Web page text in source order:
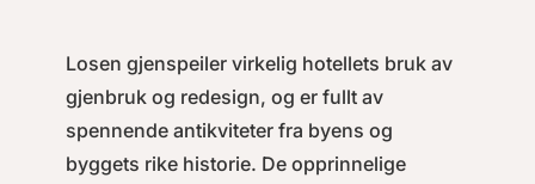
Losen gjenspeiler virkelig hotellets bruk av
gjenbruk og redesign, og er fullt av
spennende antikviteter fra byens og
byggets rike historie. De opprinnelige